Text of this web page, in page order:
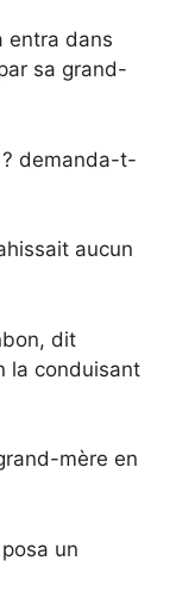
entra dans
sa grand-
demanda-t-
aucun
dit
la conduisant
mère en
un